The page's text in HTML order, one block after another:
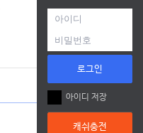
로그인
아이디 저장
캐쉬충전